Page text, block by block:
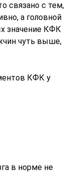
связано с тем,
а головной
значение КФК
чуть выше,
КФК у
в норме не